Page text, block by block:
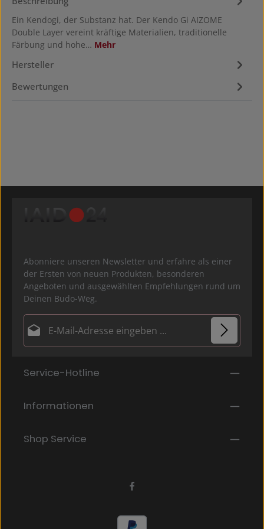
Ein Kendogi, der Substanz hat. Der Kendo Gi AIZOME
Double Layer vereint kräftige Materialien, traditionelle
Färbung und hohe… Mehr
Hersteller
Bewertungen
Abonniere unseren Newsletter und erfahre als einer
der Ersten von neuen Produkten, besonderen
Angeboten und ausgewählten Empfehlungen rund um
Deinen Budo-Weg.
E-Mail-Adresse*
Ich habe dieDatenschutzbestimmungen
mit ihnen einverstanden.
Die mit einem Stern (*) markierten Felder sind
Pflichtfelder.
Service-Hotline
Informationen
Shop Service